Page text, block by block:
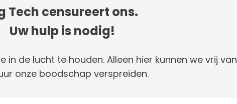
Tech censureert ons.
Uw hulp is nodig!
in de lucht te houden. Alleen hier kunnen we vrij van
onze boodschap verspreiden.